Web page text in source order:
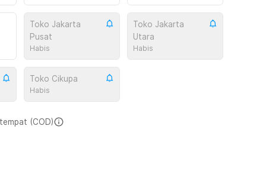
Toko Jakarta
Pusat
Habis
Toko Jakarta
Utara
Habis
Toko Cikupa
Habis
(COD)